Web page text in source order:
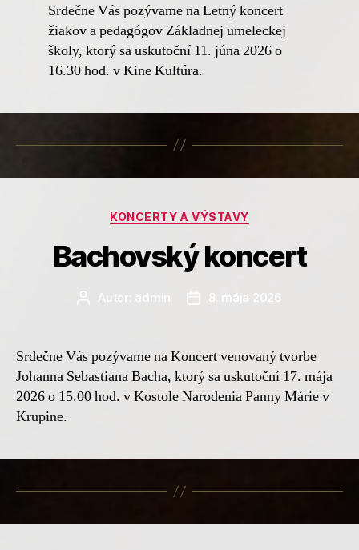
Srdečne Vás pozývame na Letný koncert
žiakov a pedagógov Základnej umeleckej
školy, ktorý sa uskutoční 11. júna 2026 o
16.30 hod. v Kine Kultúra.
Kategórie
KONCERTY A VÝSTAVY
Bachovský koncert
AutorAutor: admin
Dátum
8. mája 2026
Srdečne Vás pozývame na Koncert venovaný tvorbe
Johanna Sebastiana Bacha, ktorý sa uskutoční 17. mája
2026 o 15.00 hod. v Kostole Narodenia Panny Márie v
Krupine.